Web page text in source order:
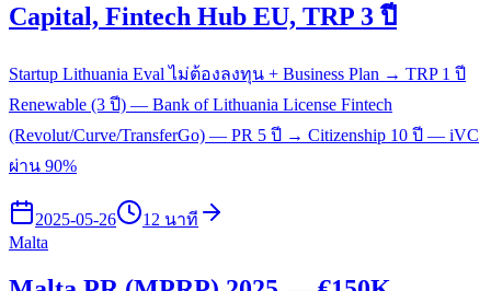
Capital, Fintech Hub EU, TRP 3 ปี
Startup Lithuania Eval ไม่ต้องลงทุน + Business Plan → TRP 1 ปี
Renewable (3 ปี) — Bank of Lithuania License Fintech
(Revolut/Curve/TransferGo) — PR 5 ปี → Citizenship 10 ปี — iVC
ผ่าน 90%
2025-05-26
12 นาที
Malta